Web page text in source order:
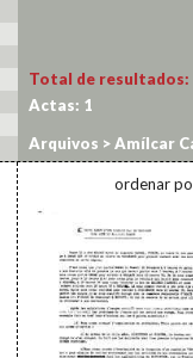
Total de resultados:
Actas: 1
Arquivos >Amílcar
ordenar